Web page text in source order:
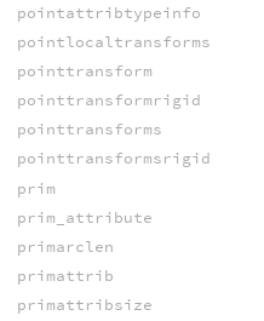
pointattribtypeinfo
pointlocaltransforms
pointtransform
pointtransformrigid
pointtransforms
pointtransformsrigid
prim
prim_attribute
primarclen
primattrib
primattribsize